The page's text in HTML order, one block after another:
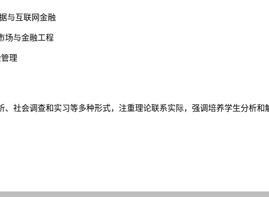
与互联网金融
与金融工程
理
社会调查和实习等多种形式，注重理论联系实际，强调培养学生分析和